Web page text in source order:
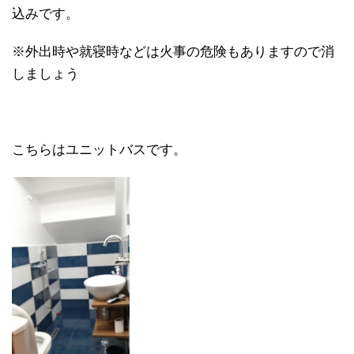
込みです。
※外出時や就寝時などは火事の危険もありますので消
しましょう
こちらはユニットバスです。